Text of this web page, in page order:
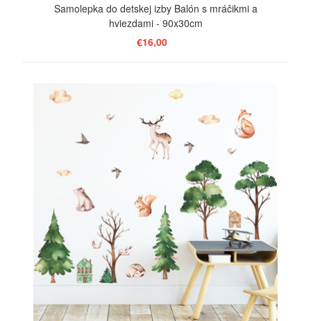
Samolepka do detskej izby Balón s mráčikmi a
hviezdami - 90x30cm
€16,00